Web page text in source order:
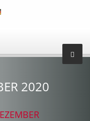
2020